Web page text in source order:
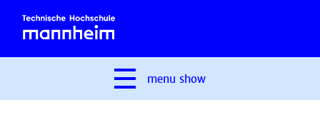
menu show